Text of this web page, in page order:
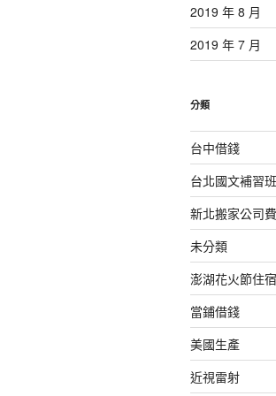
2019 年 8 月
2019 年 7 月
分類
台中借錢
台北國文補習班
新北搬家公司
未分類
澎湖花火節住
當鋪借錢
美國生產
近視雷射